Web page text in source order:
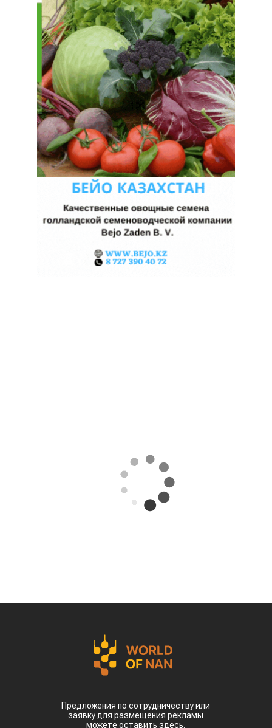
Предложения по сотрудничеству или
заявку для размещения рекламы
можете оставить здесь.